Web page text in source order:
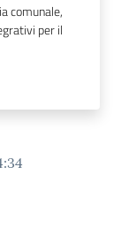
comunale,
per il